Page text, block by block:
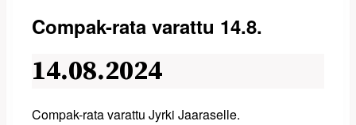
Compak-rata varattu 14.8.
14.08.2024
Compak-rata varattu Jyrki Jaaraselle.